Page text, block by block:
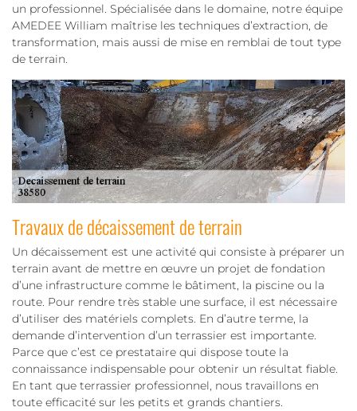
un professionnel. Spécialisée dans le domaine, notre équipe
AMEDEE William maîtrise les techniques d’extraction, de
transformation, mais aussi de mise en remblai de tout type
de terrain.
Travaux de décaissement de terrain
Un décaissement est une activité qui consiste à préparer un
terrain avant de mettre en œuvre un projet de fondation
d’une infrastructure comme le bâtiment, la piscine ou la
route. Pour rendre très stable une surface, il est nécessaire
d’utiliser des matériels complets. En d’autre terme, la
demande d’intervention d’un terrassier est importante.
Parce que c’est ce prestataire qui dispose toute la
connaissance indispensable pour obtenir un résultat fiable.
En tant que terrassier professionnel, nous travaillons en
toute efficacité sur les petits et grands chantiers.